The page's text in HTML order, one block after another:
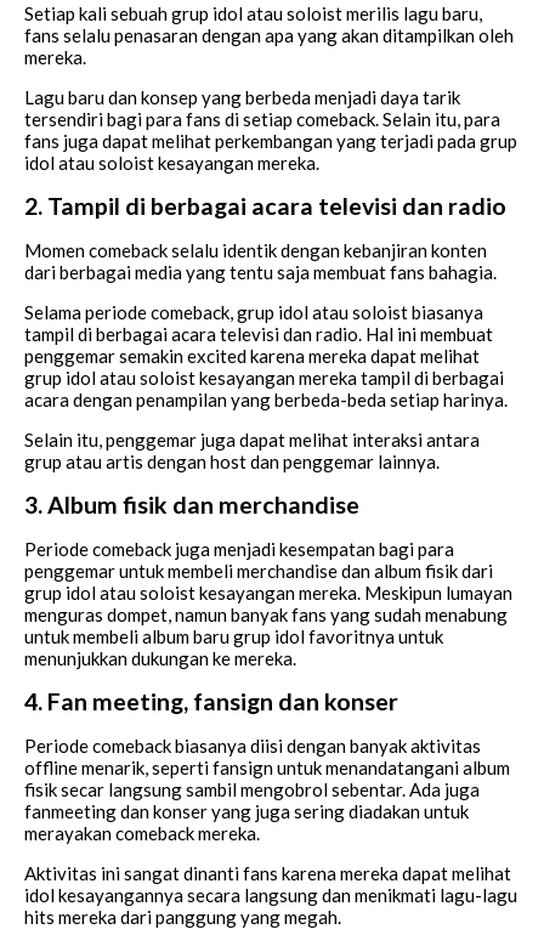
Setiap kali sebuah grup idol atau soloist merilis lagu baru,
fans selalu penasaran dengan apa yang akan ditampilkan oleh
mereka.
Lagu baru dan konsep yang berbeda menjadi daya tarik
tersendiri bagi para fans di setiap comeback. Selain itu, para
fans juga dapat melihat perkembangan yang terjadi pada grup
idol atau soloist kesayangan mereka.
2. Tampil di berbagai acara televisi dan radio
Momen comeback selalu identik dengan kebanjiran konten
dari berbagai media yang tentu saja membuat fans bahagia.
Selama periode comeback, grup idol atau soloist biasanya
tampil di berbagai acara televisi dan radio. Hal ini membuat
penggemar semakin excited karena mereka dapat melihat
grup idol atau soloist kesayangan mereka tampil di berbagai
acara dengan penampilan yang berbeda-beda setiap harinya.
Selain itu, penggemar juga dapat melihat interaksi antara
grup atau artis dengan host dan penggemar lainnya.
3. Album fisik dan merchandise
Periode comeback juga menjadi kesempatan bagi para
penggemar untuk membeli merchandise dan album fisik dari
grup idol atau soloist kesayangan mereka. Meskipun lumayan
menguras dompet, namun banyak fans yang sudah menabung
untuk membeli album baru grup idol favoritnya untuk
menunjukkan dukungan ke mereka.
4. Fan meeting, fansign dan konser
Periode comeback biasanya diisi dengan banyak aktivitas
offline menarik, seperti fansign untuk menandatangani album
fisik secar langsung sambil mengobrol sebentar. Ada juga
fanmeeting dan konser yang juga sering diadakan untuk
merayakan comeback mereka.
Aktivitas ini sangat dinanti fans karena mereka dapat melihat
idol kesayangannya secara langsung dan menikmati lagu-lagu
hits mereka dari panggung yang megah.